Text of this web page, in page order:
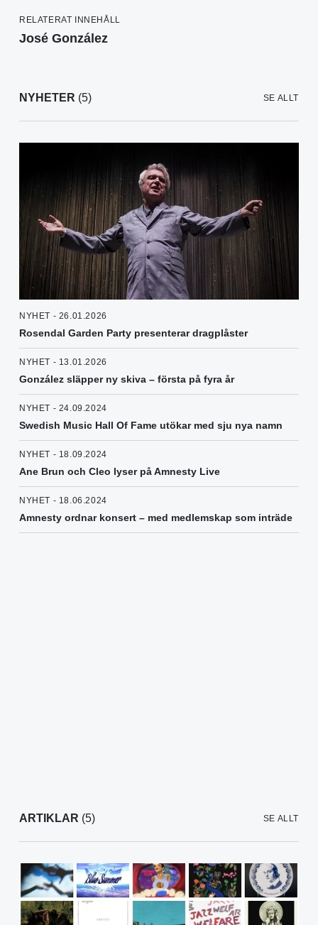
RELATERAT INNEHÅLL
José González
NYHETER (5) SE ALLT
NYHET - 26.01.2026
Rosendal Garden Party presenterar dragplåster
NYHET - 13.01.2026
González släpper ny skiva – första på fyra år
NYHET - 24.09.2024
Swedish Music Hall Of Fame utökar med sju nya namn
NYHET - 18.09.2024
Ane Brun och Cleo lyser på Amnesty Live
NYHET - 18.06.2024
Amnesty ordnar konsert – med medlemskap som inträde
ARTIKLAR (5) SE ALLT